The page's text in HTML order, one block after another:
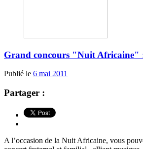
Grand concours "Nuit Africaine" :
Publié le 6 mai 2011
Partager :
A l’occasion de la Nuit Africaine, vous